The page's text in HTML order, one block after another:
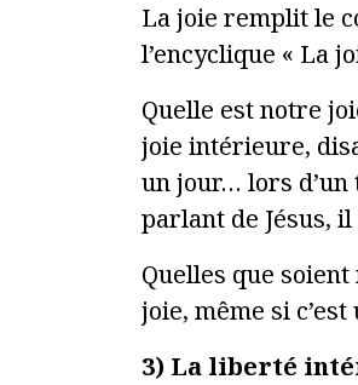
La joie remplit le
l’encyclique « La
Quelle est notre
joie intérieure,
un jour… lors
parlant de Jésus, il
Quelles que
joie, même si
3) La liberté